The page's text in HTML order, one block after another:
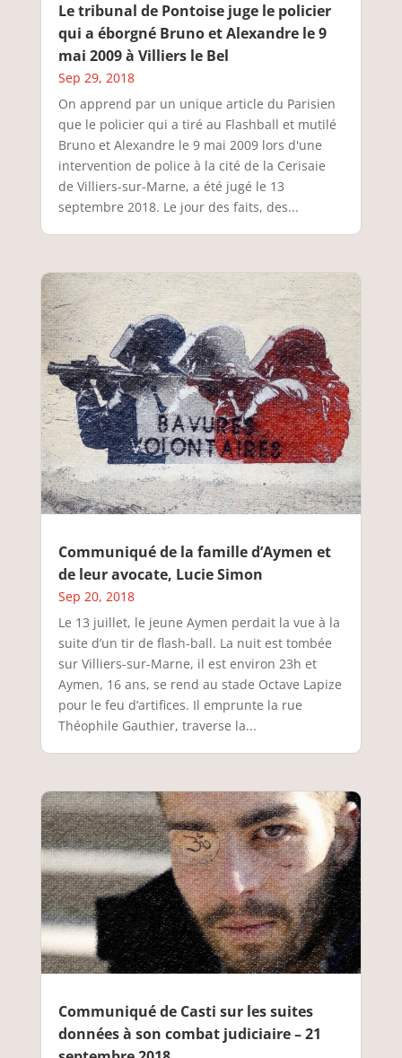
Le tribunal de Pontoise juge le policier
qui a éborgné Bruno et Alexandre le 9
mai 2009 à Villiers le Bel
Sep 29, 2018
On apprend par un unique article du Parisien
que le policier qui a tiré au Flashball et mutilé
Bruno et Alexandre le 9 mai 2009 lors d'une
intervention de police à la cité de la Cerisaie
de Villiers-sur-Marne, a été jugé le 13
septembre 2018. Le jour des faits, des...
Communiqué de la famille d’Aymen et
de leur avocate, Lucie Simon
Sep 20, 2018
Le 13 juillet, le jeune Aymen perdait la vue à la
suite d’un tir de flash-ball. La nuit est tombée
sur Villiers-sur-Marne, il est environ 23h et
Aymen, 16 ans, se rend au stade Octave Lapize
pour le feu d’artifices. Il emprunte la rue
Théophile Gauthier, traverse la...
Communiqué de Casti sur les suites
données à son combat judiciaire – 21